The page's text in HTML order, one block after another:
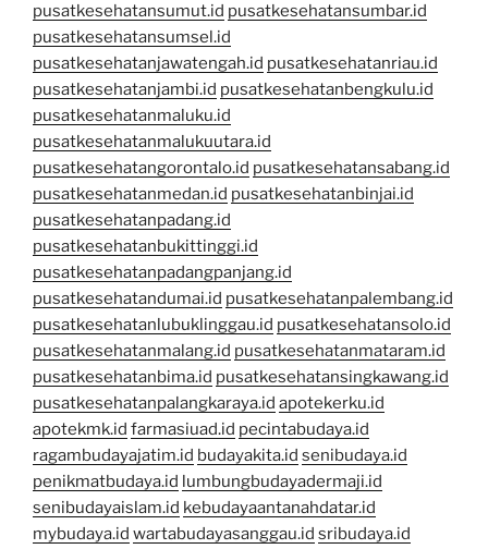
pusatkesehatansumut.id pusatkesehatansumbar.id
pusatkesehatansumsel.id
pusatkesehatanjawatengah.id pusatkesehatanriau.id
pusatkesehatanjambi.id pusatkesehatanbengkulu.id
pusatkesehatanmaluku.id
pusatkesehatanmalukuutara.id
pusatkesehatangorontalo.id pusatkesehatansabang.id
pusatkesehatanmedan.id pusatkesehatanbinjai.id
pusatkesehatanpadang.id
pusatkesehatanbukittinggi.id
pusatkesehatanpadangpanjang.id
pusatkesehatandumai.id pusatkesehatanpalembang.id
pusatkesehatanlubuklinggau.id pusatkesehatansolo.id
pusatkesehatanmalang.id pusatkesehatanmataram.id
pusatkesehatanbima.id pusatkesehatansingkawang.id
pusatkesehatanpalangkaraya.id apotekerku.id
apotekmk.id farmasiuad.id pecintabudaya.id
ragambudayajatim.id budayakita.id senibudaya.id
penikmatbudaya.id lumbungbudayadermaji.id
senibudayaislam.id kebudayaantanahdatar.id
mybudaya.id wartabudayasanggau.id sribudaya.id